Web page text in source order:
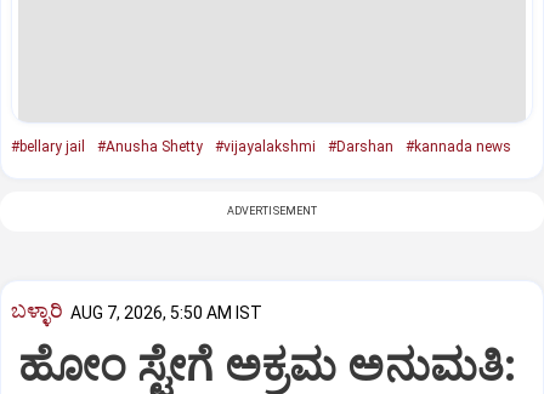
#bellary jail #Anusha Shetty #vijayalakshmi #Darshan #kannada news
ADVERTISEMENT
ಬಳ್ಳಾರಿ AUG 7, 2026, 5:50 AM IST
ಹೋಂ ಸ್ಟೇಗೆ ಅಕ್ರಮ ಅನುಮತಿ: